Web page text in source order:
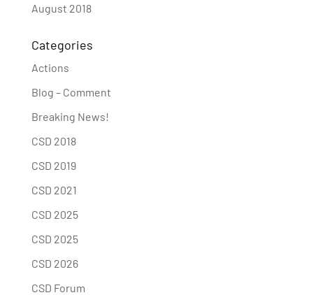
August 2018
Categories
Actions
Blog – Comment
Breaking News!
CSD 2018
CSD 2019
CSD 2021
CSD 2025
CSD 2025
CSD 2026
CSD Forum